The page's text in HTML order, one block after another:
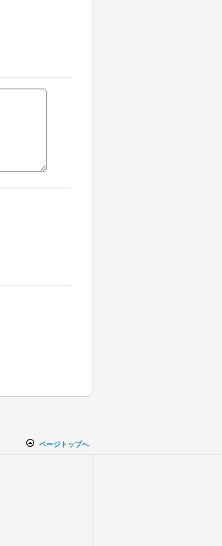
ページトップへ